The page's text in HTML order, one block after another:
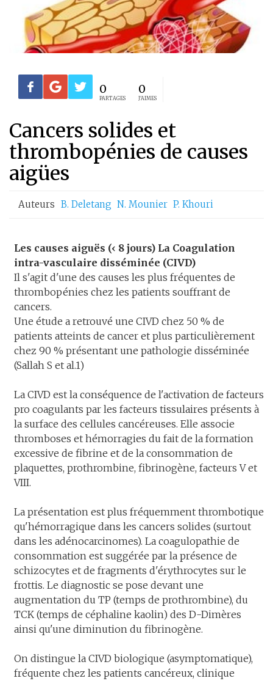
0
PARTAGES
0
J'AIMES
Cancers solides et
thrombopénies de causes
aigües
Auteurs B. Deletang N. Mounier P. Khouri
Les causes aiguës (‹ 8 jours) La Coagulation
intra-vasculaire disséminée (CIVD)
Il s'agit d'une des causes les plus fréquentes de
thrombopénies chez les patients souffrant de
cancers.
Une étude a retrouvé une CIVD chez 50 % de
patients atteints de cancer et plus particulièrement
chez 90 % présentant une pathologie disséminée
(Sallah S et al.1)
La CIVD est la conséquence de l'activation de facteurs
pro coagulants par les facteurs tissulaires présents à
la surface des cellules cancéreuses. Elle associe
thromboses et hémorragies du fait de la formation
excessive de fibrine et de la consommation de
plaquettes, prothrombine, fibrinogène, facteurs V et
VIII.
La présentation est plus fréquemment thrombotique
qu'hémorragique dans les cancers solides (surtout
dans les adénocarcinomes). La coagulopathie de
consommation est suggérée par la présence de
schizocytes et de fragments d'érythrocytes sur le
frottis. Le diagnostic se pose devant une
augmentation du TP (temps de prothrombine), du
TCK (temps de céphaline kaolin) des D-Dimères
ainsi qu'une diminution du fibrinogène.
On distingue la CIVD biologique (asymptomatique),
fréquente chez les patients cancéreux, clinique